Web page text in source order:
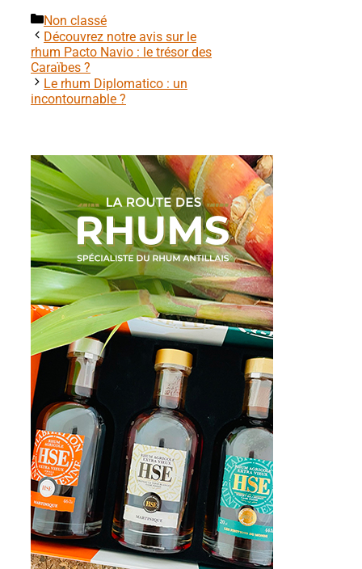
Catégories
Non classé
Découvrez notre avis sur le
rhum Pacto Navio : le trésor des
Caraïbes ?
Le rhum Diplomatico : un
incontournable ?